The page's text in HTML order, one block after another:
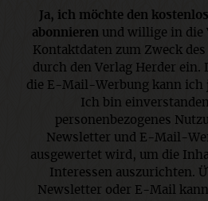
Ja, ich möchte den
abonnierenund willige in die
Kontaktdaten zum Zweck
durch den Verlag Herder ein.
die E-Mail-Werbung kann ich
Ich bin
personenbezogenes
Newsletter und E-Mail-
ausgewertet wird, um die
Interessen auszurichten.
Newsletter oder E-Mail